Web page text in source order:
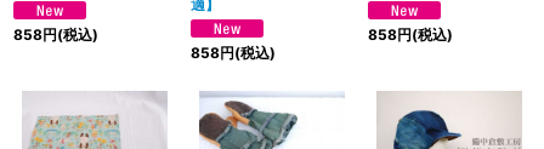
858円(税込)
適】
858円(税込)
858円(税込)